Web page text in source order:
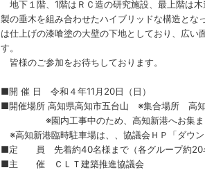
地下１階、1階はＲＣ造の研究施設、最上階は
製の垂木を組み合わせたハイブリッドな構造と
は仕上げの漆喰塗の大壁の下地としており、広い
す。
皆様のご参加をお待ちしております。
■開 催 日 令和４年11月20日（日）
■開催場所 高知県高知市五台山 ※集合場所 高
※園内工事中のため、高知新港へお集まり
※高知新港臨時駐車場は、、協議会ＨＰ「ダウ
■定 員 先着約40名様まで（各グループ約20
■主 催 ＣＬＴ建築推進協議会